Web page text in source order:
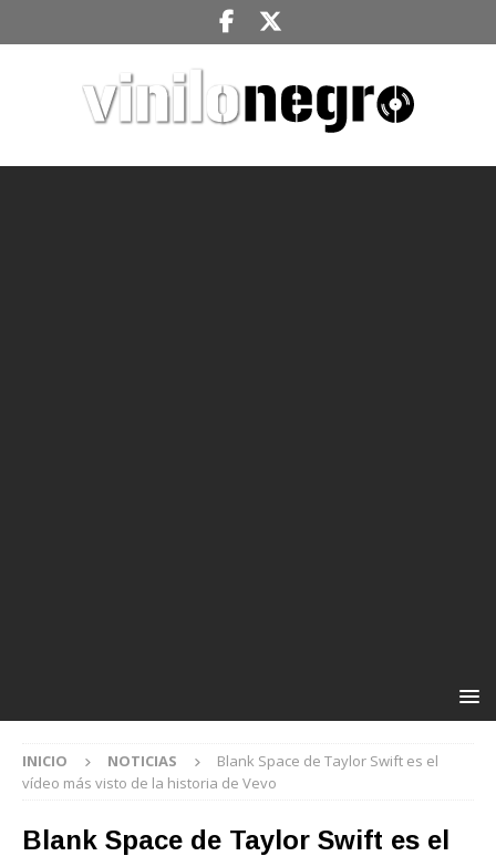
INICIO NOTICIAS
Blank Space de Taylor Swift es el
vídeo más visto de la historia de Vevo
Blank Space de Taylor Swift es el